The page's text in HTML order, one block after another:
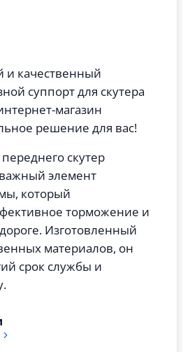
качественный
суппорт для скутера
магазин
решение для вас!
скутер
элемент
который
торможение и
Изготовленный
материалов, он
срок службы и